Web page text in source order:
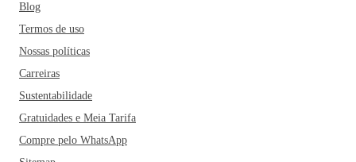
Blog
Termos de uso
Nossas políticas
Carreiras
Sustentabilidade
Gratuidades e Meia Tarifa
Compre pelo WhatsApp